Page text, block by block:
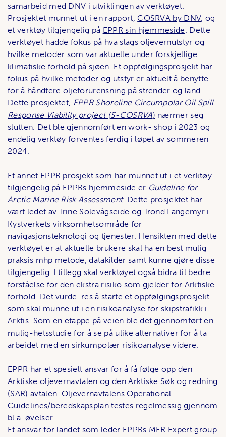
samarbeid med DNV i utviklingen av verktøyet.
Prosjektet munnet ut i en rapport,COSRVA by DNV, og
et verktøy tilgjengelig på EPPR sin hjemmeside. Dette
verktøyet hadde fokus på hva slags oljevernutstyr og
hvilke metoder som var aktuelle under forskjellige
klimatiske forhold på sjøen. Et oppfølgingsprosjekt har
fokus på hvilke metoder og utstyr er aktuelt å benytte
for å håndtere oljeforurensning på strender og land.
Dette prosjektet, EPPR Shoreline Circumpolar Oil Spill
Response Viability project (S-COSRVA) nærmer seg
slutten. Det ble gjennomført en work- shop i 2023 og
endelig verktøy forventes ferdig i løpet av sommeren
2024.
Et annet EPPR prosjekt som har munnet ut i et verktøy
tilgjengelig på EPPRs hjemmeside er Guideline for
Arctic Marine Risk Assessment. Dette prosjektet har
vært ledet av Trine Solevågseide og Trond Langemyr i
Kystverkets virksomhetsområde for
navigasjonsteknologi og tjenester. Hensikten med dette
verktøyet er at aktuelle brukere skal ha en best mulig
praksis mhp metode, datakilder samt kunne gjøre disse
tilgjengelig. I tillegg skal verktøyet også bidra til bedre
forståelse for den ekstra risiko som gjelder for Arktiske
forhold. Det vurde-res å starte et oppfølgingsprosjekt
som skal munne ut i en risikoanalyse for skipstrafikk i
Arktis. Som en etappe på veien ble det gjennomført en
mulig-hetsstudie for å se på ulike alternativer for å ta
arbeidet med en sirkumpolær risikoanalyse videre.
EPPR har et spesielt ansvar for å få følge opp den
Arktiske oljevernavtalen og denArktiske Søk og redning
(SAR) avtalen. Oljevernavtalens Operational
Guidelines/beredskapsplan testes regelmessig gjennom
bl.a. øvelser.
Et ansvar for landet som leder EPPRs MER Expert group